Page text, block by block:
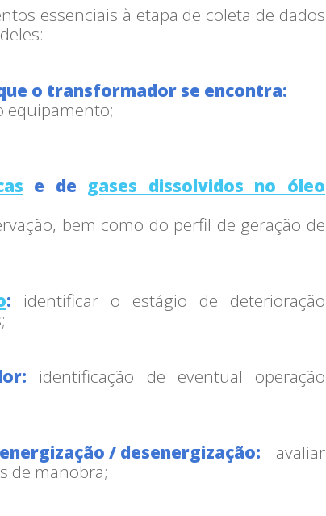
essenciais à etapa de coleta de dados
o transformador se encontra:
equipamento;
e de gases dissolvidos no óleo
bem como do perfil de geração de
: identificar o estágio de deterioração
identificação de eventual operação
/ desenergização: avaliar
de manobra;